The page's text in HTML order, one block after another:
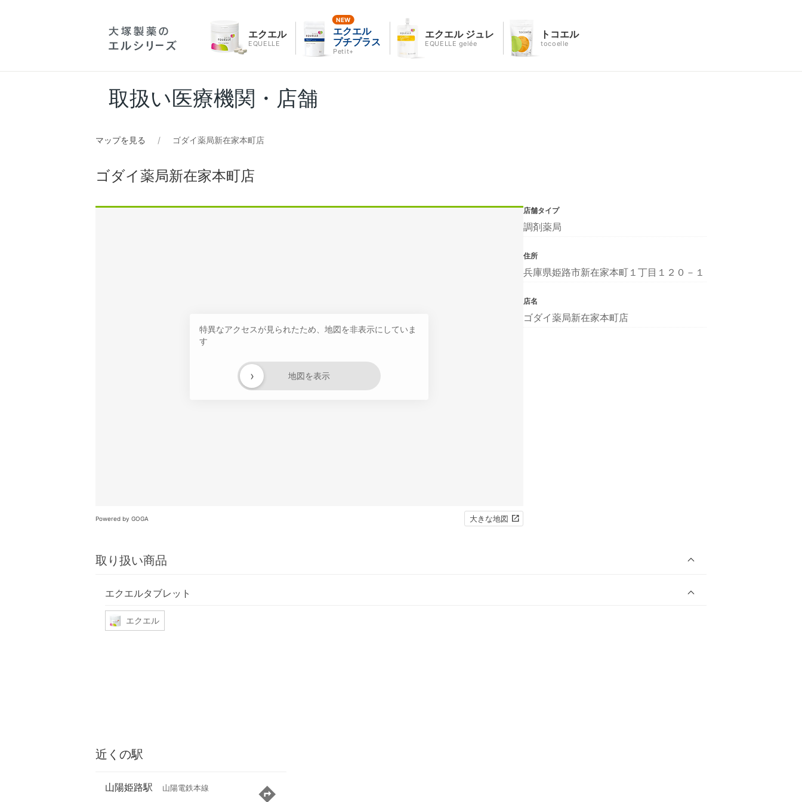
エクエル
EQUELLE
エクエル
プチプラス
Petit+
エクエル ジュレ
EQUELLE gelée
トコエル
tocoelle
取扱い医療機関・店舗
マップを見る ゴダイ薬局新在家本町店
ゴダイ薬局新在家本町店
特異なアクセスが見られたため、地図を非表示にしていま
す
地図を表示
›
Powered by GOGA 大きな地図
取り扱い商品
エクエルタブレット
エクエル
店舗タイプ
調剤薬局
住所
兵庫県姫路市新在家本町１丁目１２０－１
店名
ゴダイ薬局新在家本町店
近くの駅
山陽姫路駅 山陽電鉄本線